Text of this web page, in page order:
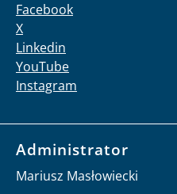
Facebook
X
Linkedin
YouTube
Instagram
Administrator
Mariusz Masłowiecki